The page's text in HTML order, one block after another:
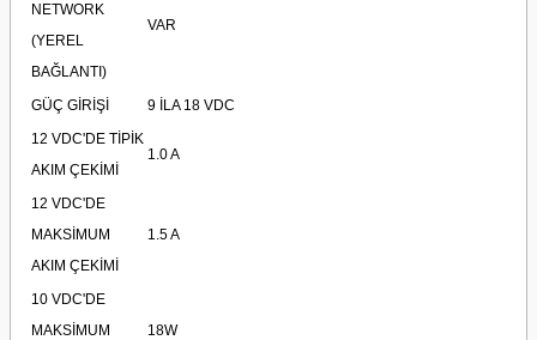
NETWORK
(YEREL
BAĞLANTI)
VAR
GÜÇ GİRİŞİ
9 İLA 18 VDC
12 VDC'DE TİPİK
AKIM ÇEKİMİ
1.0 A
12 VDC'DE
MAKSİMUM
AKIM ÇEKİMİ
1.5 A
10 VDC'DE
MAKSİMUM
18W